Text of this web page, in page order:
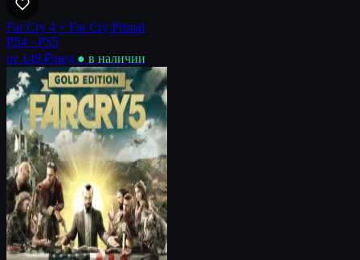
Far Cry 4 + Far Cry Primal
PS4 · PS5
от 149 ₽/нед ● в наличии